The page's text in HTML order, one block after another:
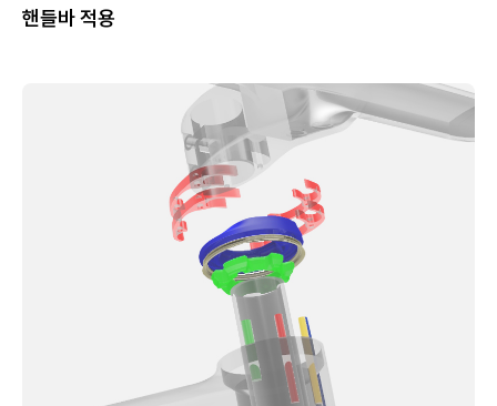
핸들바 적용